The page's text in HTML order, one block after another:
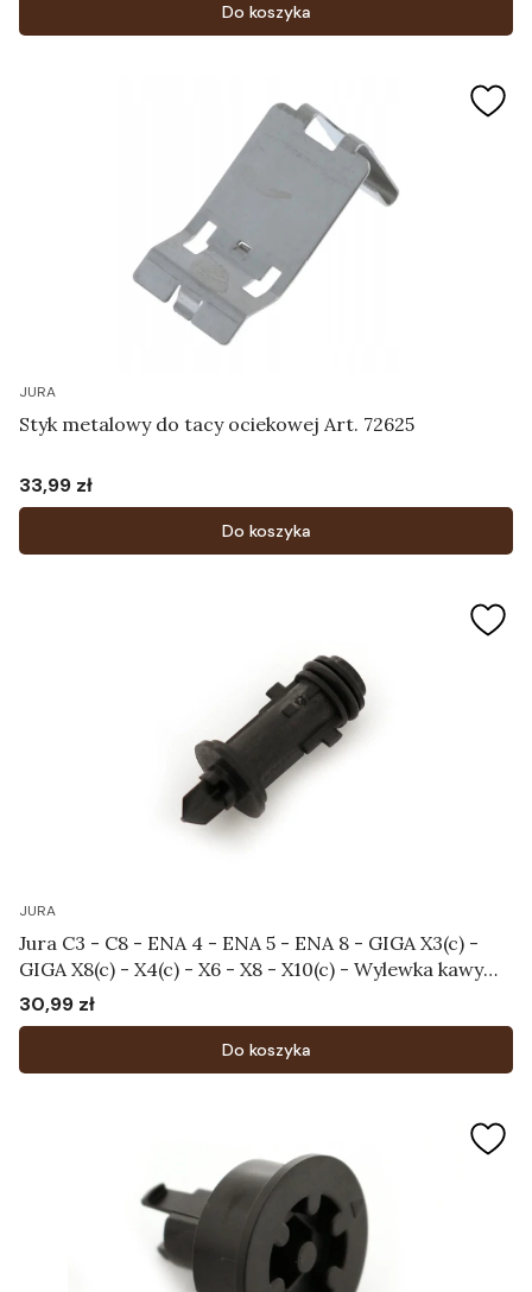
Do koszyka
JURA
Styk metalowy do tacy ociekowej Art. 72625
Cena
33,99 zł
Do koszyka
JURA
Jura C3 - C8 - ENA 4 - ENA 5 - ENA 8 - GIGA X3(c) -
GIGA X8(c) - X4(c) - X6 - X8 - X10(c) - Wylewka kawy
Art. 73544
Cena
30,99 zł
Do koszyka